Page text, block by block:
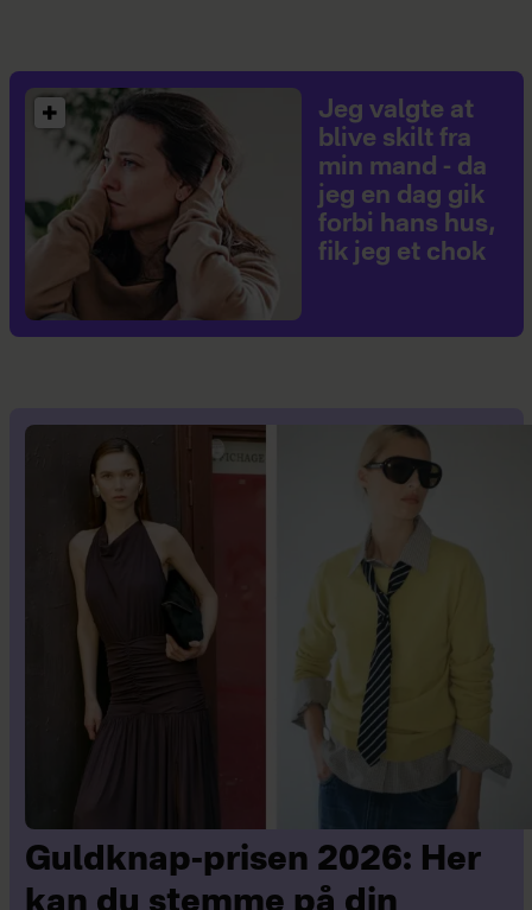
Jeg valgte at
blive skilt fra
min mand - da
jeg en dag gik
forbi hans hus,
fik jeg et chok
Guldknap-prisen 2026: Her
kan du stemme på din